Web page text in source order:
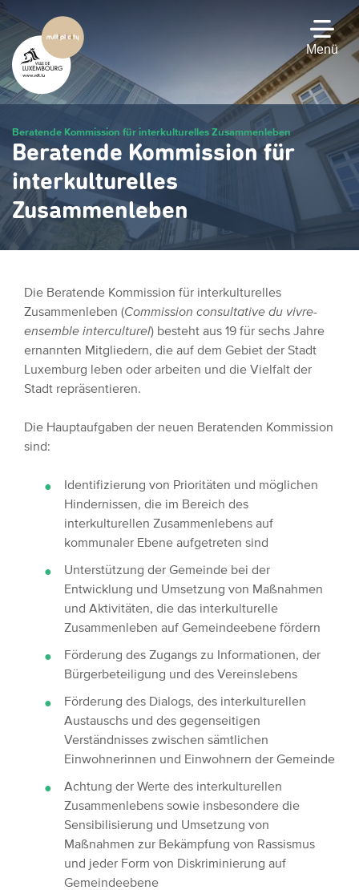
Zum
Hauptinhalt
gehen
Menü
Beratende Kommission für interkulturelles Zusammenleben
Beratende Kommission für
interkulturelles
Zusammenleben
Die Beratende Kommission für interkulturelles
Zusammenleben (Commission consultative du vivre-
ensemble interculturel) besteht aus 19 für sechs Jahre
ernannten Mitgliedern, die auf dem Gebiet der Stadt
Luxemburg leben oder arbeiten und die Vielfalt der
Stadt repräsentieren.
Die Hauptaufgaben der neuen Beratenden Kommission
sind:
Identifizierung von Prioritäten und möglichen
Hindernissen, die im Bereich des
interkulturellen Zusammenlebens auf
kommunaler Ebene aufgetreten sind
Unterstützung der Gemeinde bei der
Entwicklung und Umsetzung von Maßnahmen
und Aktivitäten, die das interkulturelle
Zusammenleben auf Gemeindeebene fördern
Förderung des Zugangs zu Informationen, der
Bürgerbeteiligung und des Vereinslebens
Förderung des Dialogs, des interkulturellen
Austauschs und des gegenseitigen
Verständnisses zwischen sämtlichen
Einwohnerinnen und Einwohnern der Gemeinde
Achtung der Werte des interkulturellen
Zusammenlebens sowie insbesondere die
Sensibilisierung und Umsetzung von
Maßnahmen zur Bekämpfung von Rassismus
und jeder Form von Diskriminierung auf
Gemeindeebene